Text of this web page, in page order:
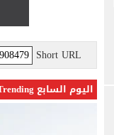
Short URL
اليوم السابع Trending